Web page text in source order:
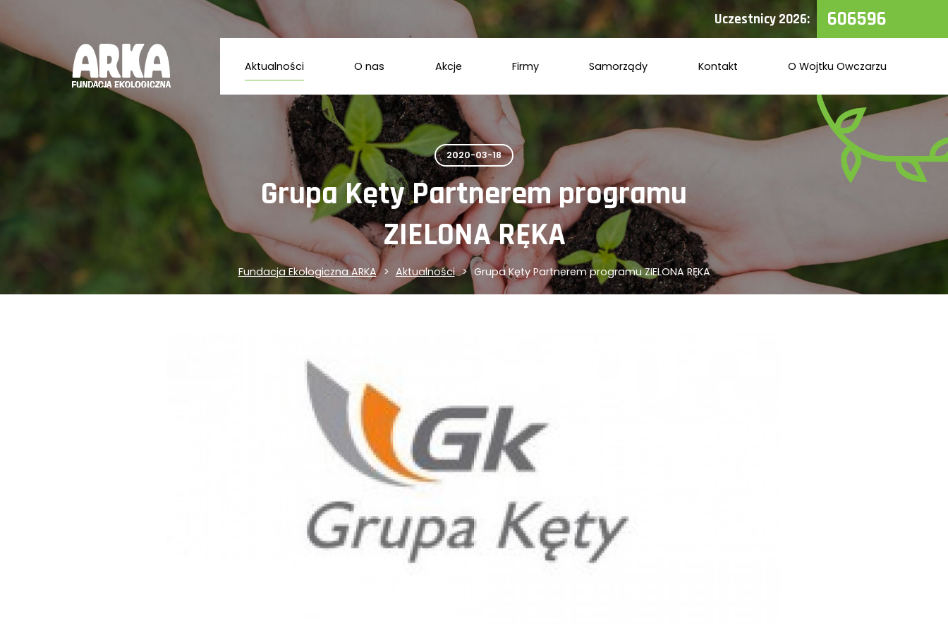
Uczestnicy 2026: 606596
Aktualności O nas Akcje Firmy Samorządy Kontakt O Wojtku Owczarzu
2020-03-18
Grupa Kęty Partnerem programu
ZIELONA RĘKA
Fundacja Ekologiczna ARKA Aktualności Grupa Kęty Partnerem programu ZIELONA RĘKA